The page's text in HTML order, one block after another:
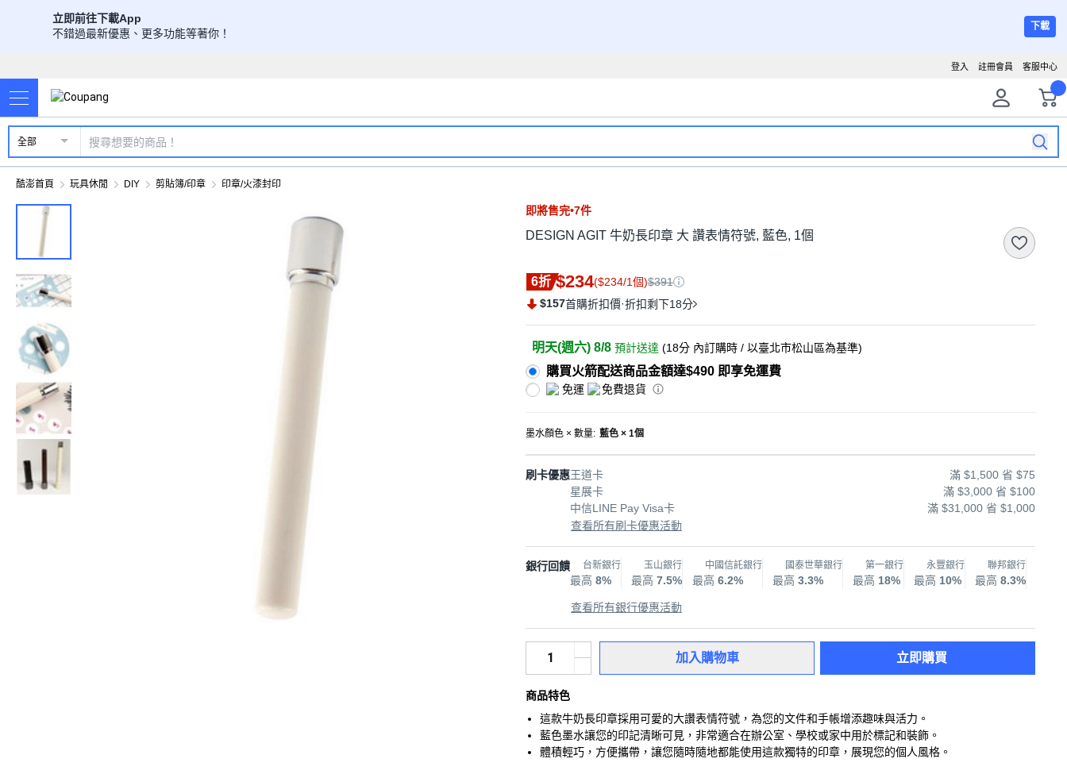
立即前往下載App
不錯過最新優惠、更多功能等著你！
下載
客服中心
註冊會員
登入
全部
酷澎首頁 玩具休閒 DIY 剪貼簿/印章 印章/火漆封印
即將售完•7件
DESIGN AGIT 牛奶長印章 大 讚表情符號, 藍色, 1個
6折 $234($234/1個)$391
$157首購折扣價·折扣剩下18分
明天(週六) 8/8 預計送達 (18分 內訂購時 / 以臺北市松山區為基準)
購買火箭配送商品金額達$490 即享免運費
免運 免費退貨
墨水顏色 × 數量: 藍色 × 1個
刷卡優惠王道卡
滿 $1,500 省 $75
星展卡
滿 $3,000 省 $100
中信LINE Pay Visa卡
滿 $31,000 省 $1,000
查看所有刷卡優惠活動
銀行回饋 台新銀行
最高 8%
玉山銀行
最高 7.5%
中國信託銀行
最高 6.2%
國泰世華銀行
最高 3.3%
第一銀行
最高 18%
永豐銀行
最高 10%
聯邦銀行
最高 8.3%
查看所有銀行優惠活動
加入購物車 立即購買
商品特色
這款牛奶長印章採用可愛的大讚表情符號，為您的文件和手帳增添趣味與活力。
藍色墨水讓您的印記清晰可見，非常適合在辦公室、學校或家中用於標記和裝飾。
體積輕巧，方便攜帶，讓您隨時隨地都能使用這款獨特的印章，展現您的個人風格。